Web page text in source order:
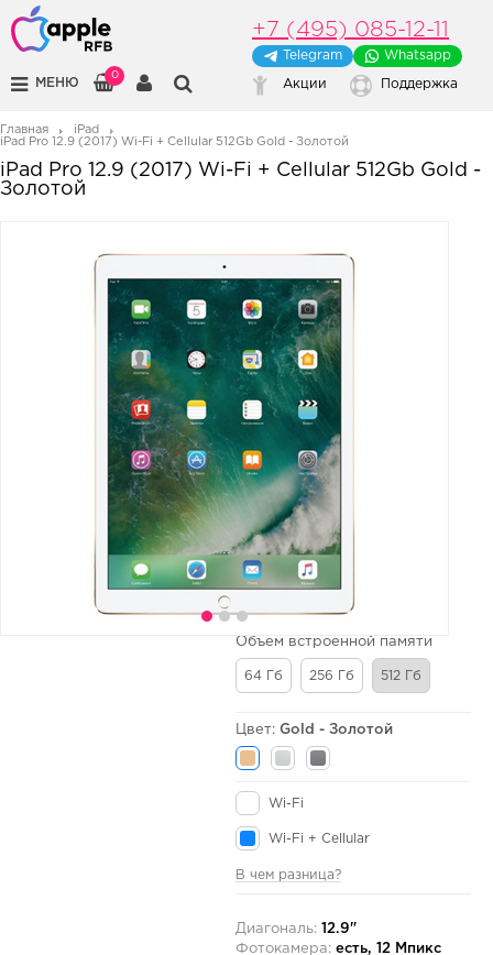
МЕНЮ
0
+7 (495) 085-12-11
Telegram Whatsapp
Акции Поддержка
Главная
iPad
iPad Pro 12.9 (2017) Wi-Fi + Cellular 512Gb Gold - Золотой
iPad Pro 12.9 (2017) Wi-Fi + Cellular 512Gb Gold -
Золотой
Объем встроенной памяти
64 Гб 256 Гб 512 Гб
Цвет: Gold - Золотой
Wi-Fi
Wi-Fi + Cellular
В чем разница?
Диагональ:
12.9"
Фотокамера: есть, 12 Мпикс